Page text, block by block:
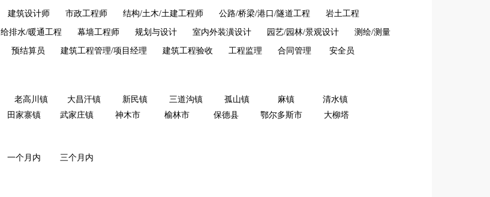
建筑设计师 市政工程师 结构/土木/土建工程师 公路/桥梁/港口/隧道工程 岩土工程
给排水/暖通工程 幕墙工程师 规划与设计 室内外装潢设计 园艺/园林/景观设计 测绘/测量
预结算员 建筑工程管理/项目经理 建筑工程验收 工程监理 合同管理 安全员
老高川镇 大昌汗镇 新民镇 三道沟镇 孤山镇 麻镇
清水镇
田家寨镇 武家庄镇 神木市 榆林市 保德县 鄂尔多斯市
大柳塔
一个月内
三个月内